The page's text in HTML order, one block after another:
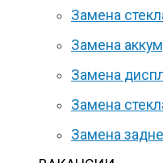
Замена
Замена
Замена
Замена
Замена